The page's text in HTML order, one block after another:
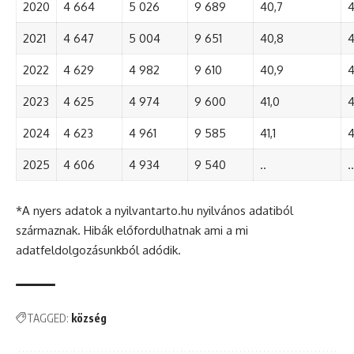
2020 4 664 5 026 9 689 40,7
2021 4 647 5 004 9 651 40,8
2022 4 629 4 982 9 610 40,9
2023 4 625 4 974 9 600 41,0
2024 4 623 4 961 9 585 41,1
2025 4 606 4 934 9 540 .. ..
*A nyers adatok a nyilvantarto.hu nyilvános adatiból
származnak. Hibák előfordulhatnak ami a mi
adatfeldolgozásunkból adódik.
TAGGED: község